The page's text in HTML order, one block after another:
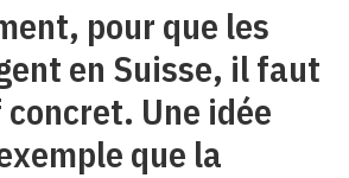
pour que les
en Suisse, il faut
Une idée
que la